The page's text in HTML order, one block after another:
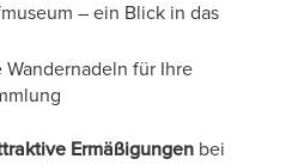
– ein Blick in das
für Ihre
Ermäßigungen bei